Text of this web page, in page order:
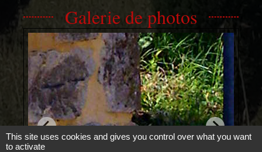
Galerie de photos
This site uses cookies and gives you control over what you want
to activate